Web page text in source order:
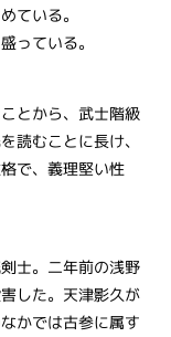
ている。
っている。
とから、武士階級
読むことに長け、
で、義理堅い性
士。二年前の浅野
した。天津影久が
かでは古参に属す